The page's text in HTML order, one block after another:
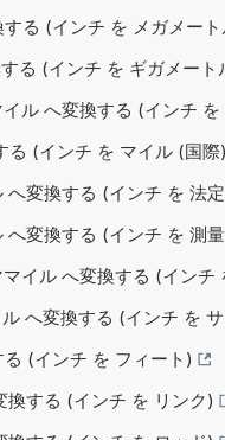
る (インチ を メガメート
る (インチ を ギガメート
ル へ変換する (インチ
る (インチ を マイル (国際
へ変換する (インチ を 法
へ変換する (インチ を 測
イル へ変換する (インチ
へ変換する (インチ を
(インチ を フィート)
換する (インチ を リンク)